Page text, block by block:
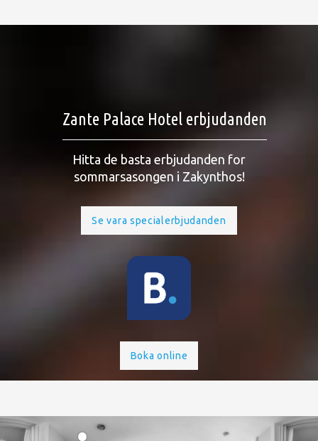
Zante Palace Hotel erbjudanden
Hitta de basta erbjudanden for
sommarsasongen i Zakynthos!
Se vara specialerbjudanden
Boka online